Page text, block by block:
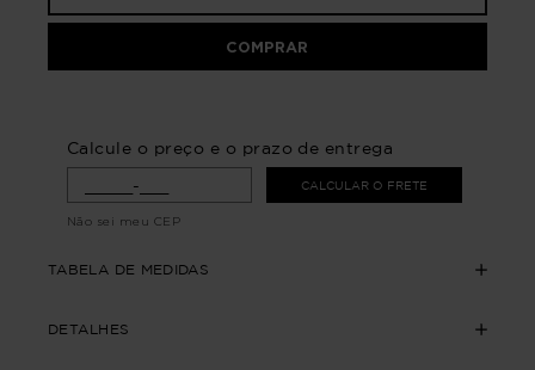
COMPRAR
Calcule o preço e o prazo de entrega
CALCULAR O FRETE
Não sei meu CEP
TABELA DE MEDIDAS
DETALHES